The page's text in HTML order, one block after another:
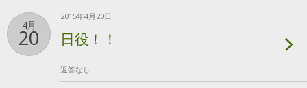
4月
20
2015年4月20日
日役！！
返答なし